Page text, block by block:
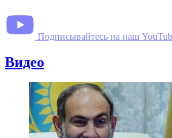
Подписывайтесь на наш
Видео